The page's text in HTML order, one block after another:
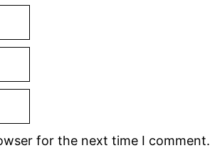
for the next time I comment.